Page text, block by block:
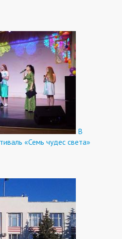
В
«Семь чудес света»